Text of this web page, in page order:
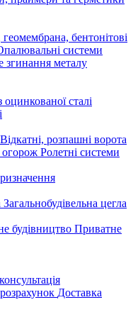
геомембрана, бентонітові
системи
згинання металу
оцинкованої сталі
Відкатні, розпашні ворота
огорож Ролетні системи
Загальнобудівельна цегла
будівництво Приватне
Доставка